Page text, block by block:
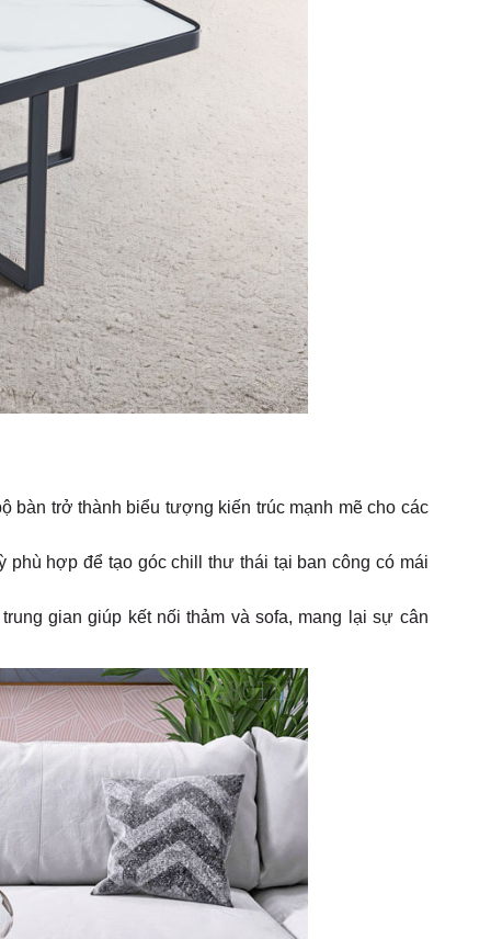
bàn trở thành biểu tượng kiến trúc mạnh mẽ cho các
hợp để tạo góc chill thư thái tại ban công có mái
gian giúp kết nối thảm và sofa, mang lại sự cân